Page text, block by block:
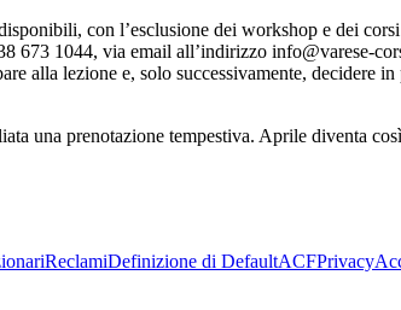
con l’esclusione dei workshop e dei
673 1044, via email all’indirizzo info@varese-
alla lezione e, solo successivamente, decidere
una prenotazione tempestiva. Aprile diventa
ReclamiDefinizione di DefaultACFPrivacy